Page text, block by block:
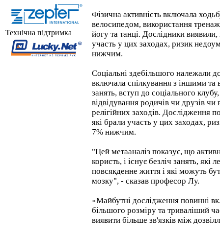
Технічна підтримка
Фізична активність включала
велосипедом, використання
йогу та танці. Дослідники
участь у цих заходах, ризик
нижчим.
Соціальні здебільшого належали
включала спілкування з іншими та
занять, вступ до соціального
відвідування родичів чи друзів чи
релігійних заходів. Дослідження
які брали участь у цих заходах,
7% нижчим.
"Цей метааналіз показує, що
користь, і існує безліч занять, які
повсякденне життя і які можуть
мозку", - сказав професор Лу.
«Майбутні дослідження повинні
більшого розміру та триваліший
виявити більше зв'язків між